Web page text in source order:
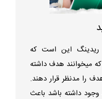
ریدینگ این است که
که میخوانند هدف داشته
را مدنظر قرار دهند.
داشته باشد باعث